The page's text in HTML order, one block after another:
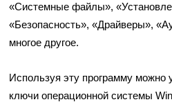
«Системные файлы»,
«Безопасность», «Драйверы»,
многое другое.
Используя эту программу можно
ключи операционной системы